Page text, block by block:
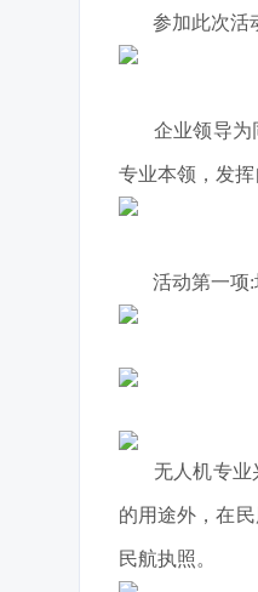
参加此次活动
企业领导为
专业本领，发
活动第一项:培
无人机专业兴
的用途外，在
民航执照。